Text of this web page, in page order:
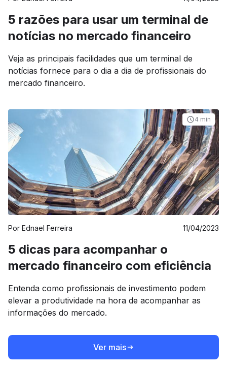
5 razões para usar um terminal de
notícias no mercado financeiro
Veja as principais facilidades que um terminal de
notícias fornece para o dia a dia de profissionais do
mercado financeiro.
4 min
Por Ednael Ferreira 11/04/2023
5 dicas para acompanhar o
mercado financeiro com eficiência
Entenda como profissionais de investimento podem
elevar a produtividade na hora de acompanhar as
informações do mercado.
Ver mais